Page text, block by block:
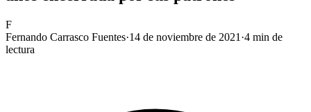
F
Fernando Carrasco Fuentes·14 de noviembre de 2021 ·4 min de
lectura